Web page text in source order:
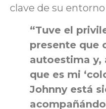
clave de su
“Tuve el
presente que
autoestima y,
que es mi
Johnny está